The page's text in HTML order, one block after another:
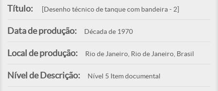
Título: [Desenho técnico de tanque com bandeira - 2]
Data de produção: Década de 1970
Local de produção: Rio de Janeiro, Rio de Janeiro, Brasil
Nível de Descrição: Nível 5 Item documental